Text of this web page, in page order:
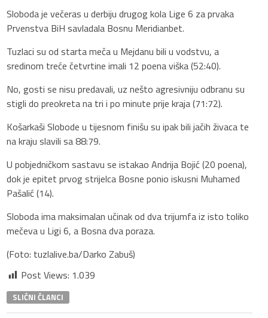
Sloboda je večeras u derbiju drugog kola Lige 6 za prvaka
Prvenstva BiH savladala Bosnu Meridianbet.
Tuzlaci su od starta meča u Mejdanu bili u vodstvu, a
sredinom treće četvrtine imali 12 poena viška (52:40).
No, gosti se nisu predavali, uz nešto agresivniju odbranu su
stigli do preokreta na tri i po minute prije kraja (71:72).
Košarkaši Slobode u tijesnom finišu su ipak bili jačih živaca te
na kraju slavili sa 88:79.
U pobjedničkom sastavu se istakao Andrija Bojić (20 poena),
dok je epitet prvog strijelca Bosne ponio iskusni Muhamed
Pašalić (14).
Sloboda ima maksimalan učinak od dva trijumfa iz isto toliko
mečeva u Ligi 6, a Bosna dva poraza.
(Foto: tuzlalive.ba/Darko Zabuš)
Post Views: 1.039
SLIČNI ČLANCI